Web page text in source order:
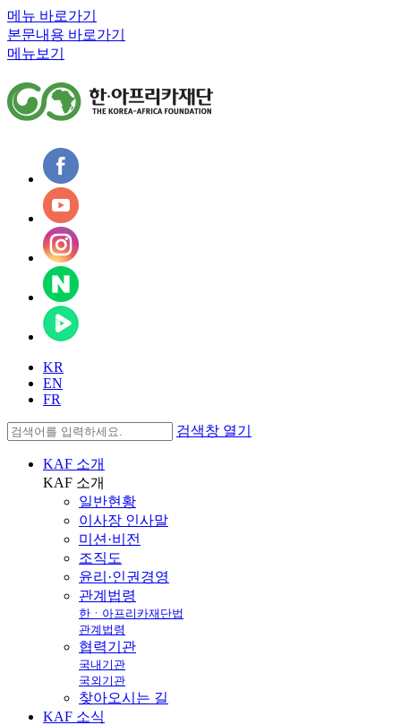
메뉴 바로가기
본문내용 바로가기
메뉴보기
KR
EN
FR
검색창 열기
KAF 소개
KAF 소개
일반현황
이사장 인사말
미션·비전
조직도
윤리·인권경영
관계법령
한ㆍ아프리카재단법
관계법령
협력기관
국내기관
국외기관
찾아오시는 길
KAF 소식